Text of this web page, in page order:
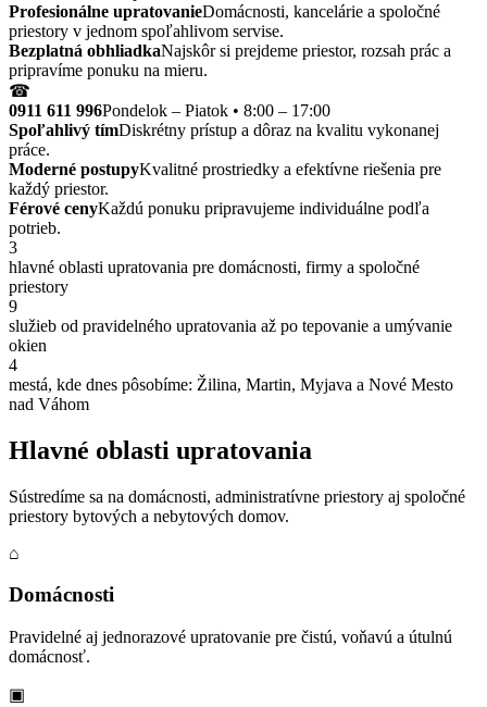
Profesionálne upratovanieDomácnosti, kancelárie a spoločné
priestory v jednom spoľahlivom servise.
Bezplatná obhliadkaNajskôr si prejdeme priestor, rozsah prác a
pripravíme ponuku na mieru.
☎
0911 611 996Pondelok – Piatok • 8:00 – 17:00
Spoľahlivý tímDiskrétny prístup a dôraz na kvalitu vykonanej
práce.
Moderné postupyKvalitné prostriedky a efektívne riešenia pre
každý priestor.
Férové cenyKaždú ponuku pripravujeme individuálne podľa
potrieb.
3
hlavné oblasti upratovania pre domácnosti, firmy a spoločné
priestory
9
služieb od pravidelného upratovania až po tepovanie a umývanie
okien
4
mestá, kde dnes pôsobíme: Žilina, Martin, Myjava a Nové Mesto
nad Váhom
Hlavné oblasti upratovania
Sústredíme sa na domácnosti, administratívne priestory aj spoločné
priestory bytových a nebytových domov.
⌂
Domácnosti
Pravidelné aj jednorazové upratovanie pre čistú, voňavú a útulnú
domácnosť.
▣